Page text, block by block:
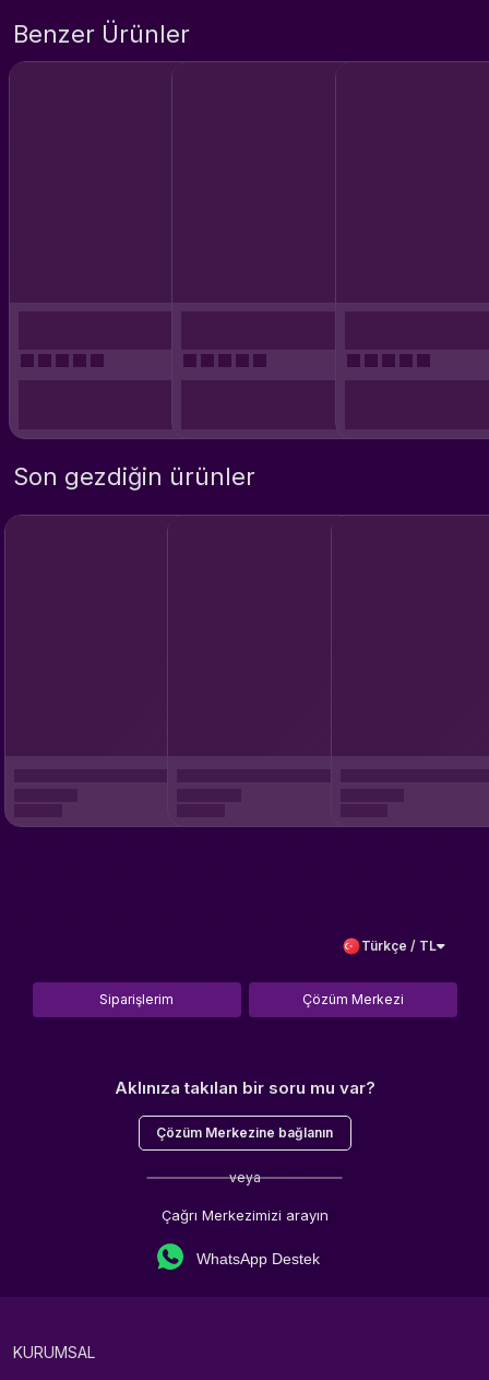
Benzer Ürünler
Son gezdiğin ürünler
Türkçe / TL
Siparişlerim Çözüm Merkezi
Aklınıza takılan bir soru mu var?
Çözüm Merkezine bağlanın
veya
Çağrı Merkezimizi arayın
WhatsApp Destek
KURUMSAL